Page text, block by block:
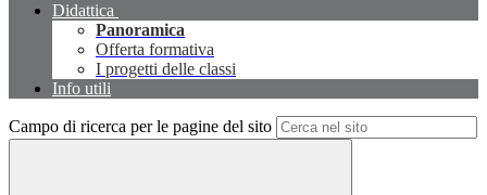
Didattica
Panoramica
Offerta formativa
I progetti delle classi
Info utili
Campo di ricerca per le pagine del sito